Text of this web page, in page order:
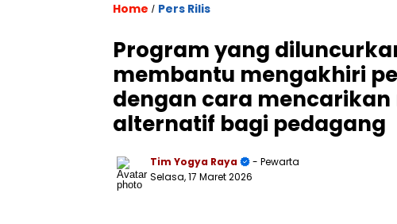
Home / Pers Rilis
Program yang
membantu mengakhiri
dengan cara
alternatif bagi pedagang
Tim Yogya Raya
- Pewarta
Selasa, 17 Maret 2026